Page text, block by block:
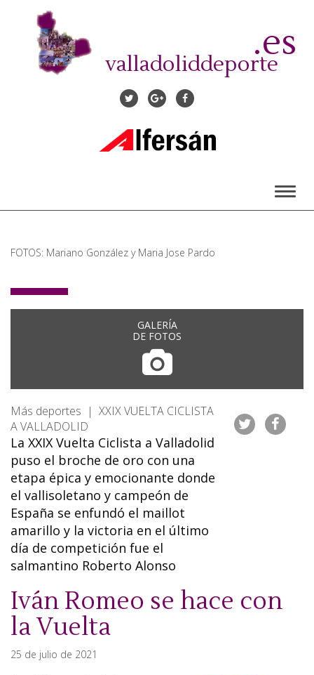
contenido
valladoliddeporte
.es
FOTOS: Mariano González y Maria Jose Pardo
GALERÍA
DE FOTOS
Más deportes | XXIX VUELTA CICLISTA
A VALLADOLID
La XXIX Vuelta Ciclista a Valladolid
puso el broche de oro con una
etapa épica y emocionante donde
el vallisoletano y campeón de
España se enfundó el maillot
amarillo y la victoria en el último
día de competición fue el
salmantino Roberto Alonso
Iván Romeo se hace con
la Vuelta
25 de julio de 2021